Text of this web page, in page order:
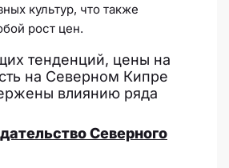
культур, что также
рост цен.
тенденций, цены на
на Северном Кипре
влиянию ряда
Северного